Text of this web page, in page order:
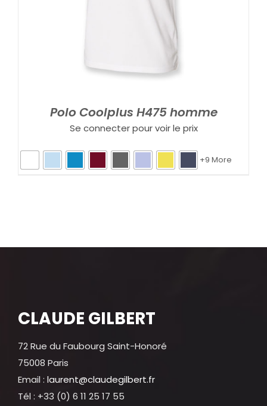
Polo Coolplus H475 homme
Se connecter pour voir le prix
+9 More
CLAUDE GILBERT
72 Rue du Faubourg Saint-Honoré
75008 Paris
Email : laurent@claudegilbert.fr
Tél : +33 (0) 6 11 25 17 55